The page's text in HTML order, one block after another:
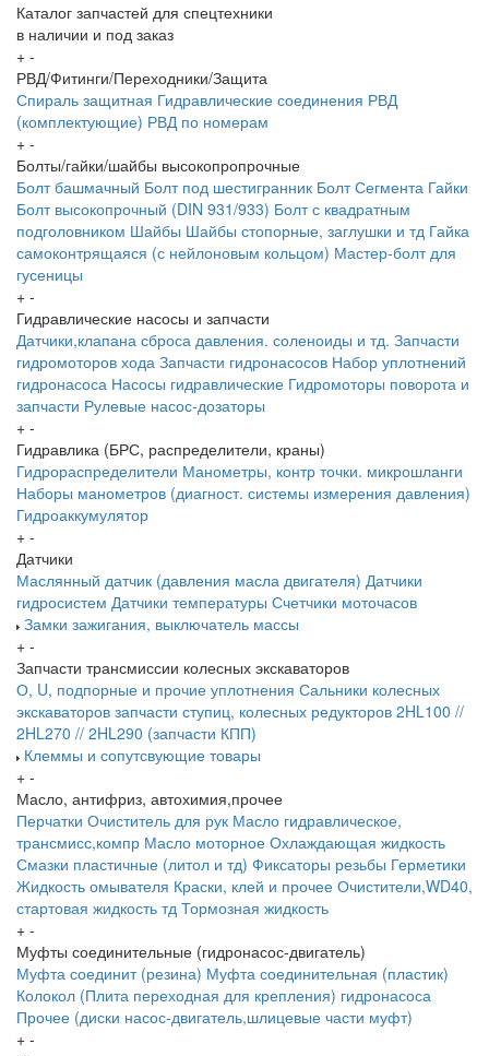
Каталог запчастей для спецтехники
в наличии и под заказ
+ -
РВД/Фитинги/Переходники/Защита
Спираль защитная Гидравлические соединения РВД
(комплектующие) РВД по номерам
+ -
Болты/гайки/шайбы высокопропрочные
Болт башмачный Болт под шестигранник Болт Сегмента Гайки
Болт высокопрочный (DIN 931/933) Болт с квадратным
подголовником Шайбы Шайбы стопорные, заглушки и тд Гайка
самоконтрящаяся (с нейлоновым кольцом) Мастер-болт для
гусеницы
+ -
Гидравлические насосы и запчасти
Датчики,клапана сброса давления. соленоиды и тд. Запчасти
гидромоторов хода Запчасти гидронасосов Набор уплотнений
гидронасоса Насосы гидравлические Гидромоторы поворота и
запчасти Рулевые насос-дозаторы
+ -
Гидравлика (БРС, распределители, краны)
Гидрораспределители Манометры, контр точки. микрошланги
Наборы манометров (диагност. системы измерения давления)
Гидроаккумулятор
+ -
Датчики
Маслянный датчик (давления масла двигателя) Датчики
гидросистем Датчики температуры Счетчики моточасов
Замки зажигания, выключатель массы
+ -
Запчасти трансмиссии колесных экскаваторов
О, U, подпорные и прочие уплотнения Сальники колесных
экскаваторов запчасти ступиц, колесных редукторов 2HL100 //
2HL270 // 2HL290 (запчасти КПП)
Клеммы и сопутсвующие товары
+ -
Масло, антифриз, автохимия,прочее
Перчатки Очиститель для рук Масло гидравлическое,
трансмисс,компр Масло моторное Охлаждающая жидкость
Смазки пластичные (литол и тд) Фиксаторы резьбы Герметики
Жидкость омывателя Краски, клей и прочее Очистители,WD40,
стартовая жидкость тд Тормозная жидкость
+ -
Муфты соединительные (гидронасос-двигатель)
Муфта соединит (резина) Муфта соединительная (пластик)
Колокол (Плита переходная для крепления) гидронасоса
Прочее (диски насос-двигатель,шлицевые части муфт)
+ -